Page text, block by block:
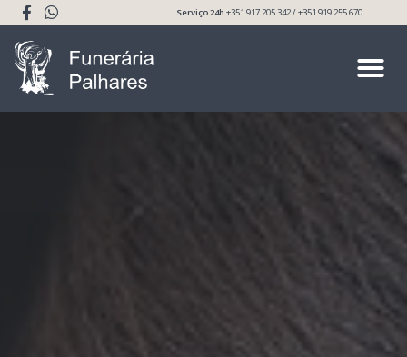
Serviço 24h+351 917 205 342 / +351 919 255 670